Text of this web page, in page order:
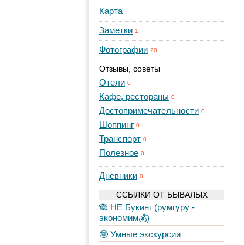
Карта
Заметки 1
Фотографии 20
Отзывы, советы
Отели 0
Кафе, рестораны 0
Достопримечательности 0
Шоппинг 0
Транспорт 0
Полезное 0
Дневники 0
ССЫЛКИ ОТ БЫВАЛЫХ
🙈 НЕ Букинг (румгуру -
экономим💰)
🤓 Умные экскурсии